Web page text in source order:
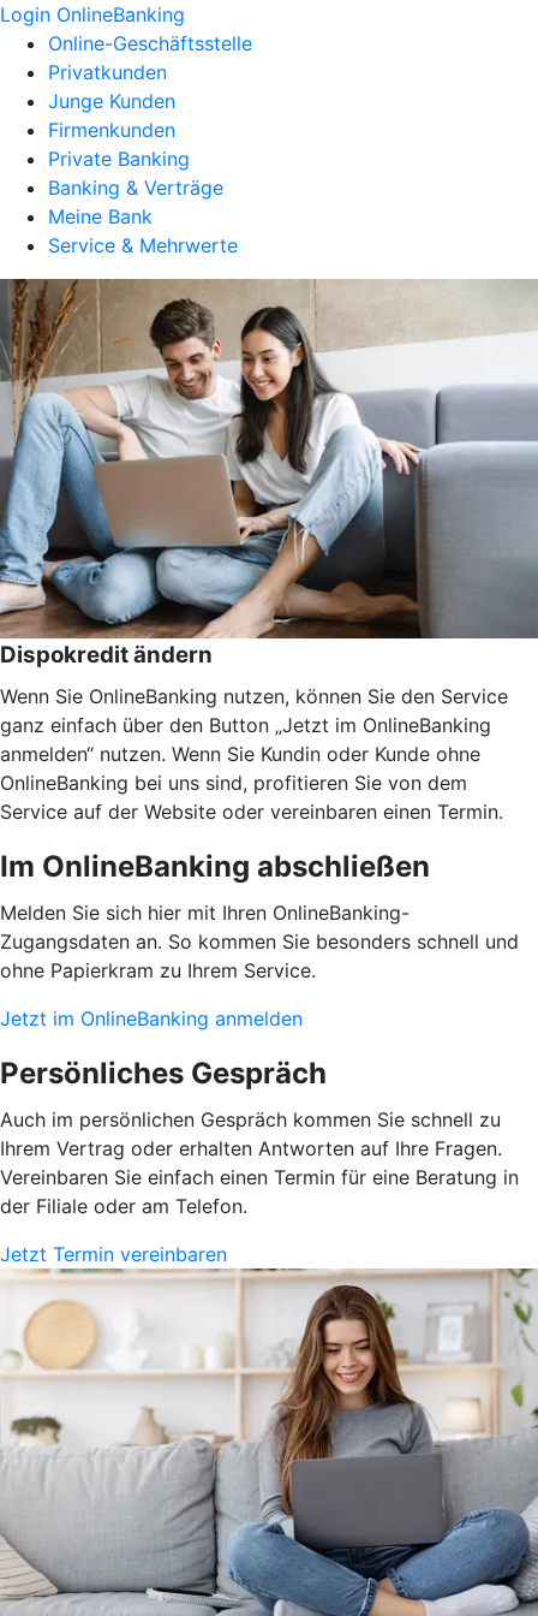
Login OnlineBanking
Online-Geschäftsstelle
Privatkunden
Junge Kunden
Firmenkunden
Private Banking
Banking & Verträge
Meine Bank
Service & Mehrwerte
Dispokredit ändern
Wenn Sie OnlineBanking nutzen, können Sie den Service
ganz einfach über den Button „Jetzt im OnlineBanking
anmelden“ nutzen. Wenn Sie Kundin oder Kunde ohne
OnlineBanking bei uns sind, profitieren Sie von dem
Service auf der Website oder vereinbaren einen Termin.
Im OnlineBanking abschließen
Melden Sie sich hier mit Ihren OnlineBanking-
Zugangsdaten an. So kommen Sie besonders schnell und
ohne Papierkram zu Ihrem Service.
Jetzt im OnlineBanking anmelden
Persönliches Gespräch
Auch im persönlichen Gespräch kommen Sie schnell zu
Ihrem Vertrag oder erhalten Antworten auf Ihre Fragen.
Vereinbaren Sie einfach einen Termin für eine Beratung in
der Filiale oder am Telefon.
Jetzt Termin vereinbaren